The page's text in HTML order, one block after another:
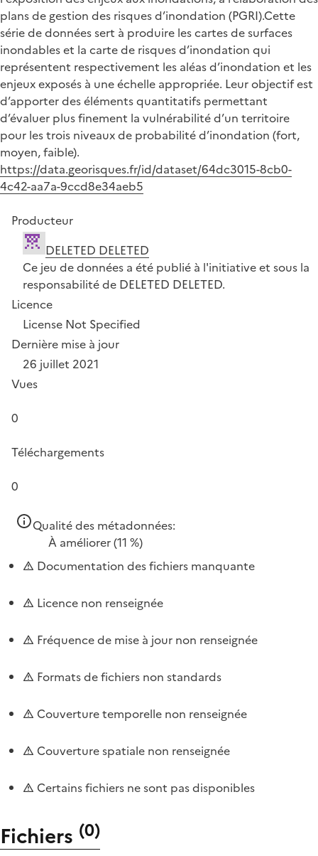
plans de gestion des risques d’inondation (PGRI).Cette
série de données sert à produire les cartes de surfaces
inondables et la carte de risques d’inondation qui
représentent respectivement les aléas d’inondation et les
enjeux exposés à une échelle appropriée. Leur objectif est
d’apporter des éléments quantitatifs permettant
d’évaluer plus finement la vulnérabilité d’un territoire
pour les trois niveaux de probabilité d’inondation (fort,
moyen, faible).
https://data.georisques.fr/id/dataset/64dc3015-8cb0-
4c42-aa7a-9ccd8e34aeb5
Producteur
DELETED DELETED
Ce jeu de données a été publié à l'initiative et sous la
responsabilité de DELETED DELETED.
Licence
License Not Specified
Dernière mise à jour
26 juillet 2021
Vues
0
Téléchargements
0
Qualité des métadonnées:
À améliorer(11 %)
Documentation des fichiers manquante
Licence non renseignée
Fréquence de mise à jour non renseignée
Formats de fichiers non standards
Couverture temporelle non renseignée
Couverture spatiale non renseignée
Certains fichiers ne sont pas disponibles
Fichiers (0)